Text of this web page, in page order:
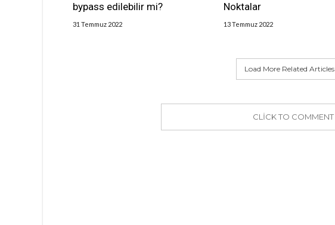
bypass edilebilir mi?
31 Temmuz 2022
Noktalar
13 Temmuz 2022
Load More Related Articles
CLICK TO COMMENT